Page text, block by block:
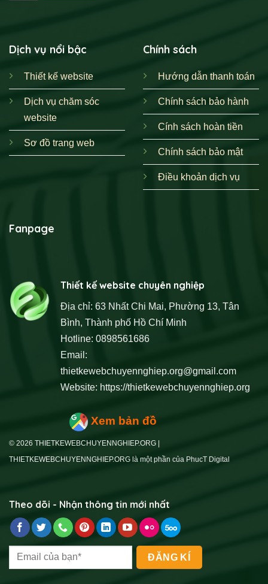
Dịch vụ nổi bậc
Thiết kế website
Dịch vụ chăm sóc
website
Sơ đồ trang web
Chính sách
Hướng dẫn thanh toán
Chính sách bảo hành
Cính sách hoàn tiền
Chính sách bảo mật
Điều khoản dịch vụ
Fanpage
Thiết kế website chuyên nghiệp
Địa chỉ: 63 Nhất Chi Mai, Phường 13, Tân
Bình, Thành phố Hồ Chí Minh
Hotline: 0898561686
Email:
thietkewebchuyennghiep.org@gmail.com
Website: https://thietkewebchuyennghiep.org
Xem bản đồ
© 2026 THIETKEWEBCHUYENNGHIEP.ORG |
THIETKEWEBCHUYENNGHIEP.ORG là một phần của PhucT Digital
Theo dõi - Nhận thông tin mới nhất